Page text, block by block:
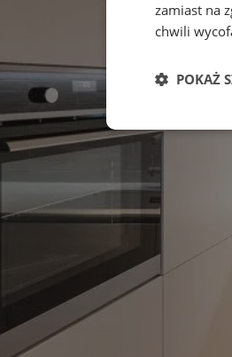
zamiast na
chwili
POKAŻ
Niezbędne